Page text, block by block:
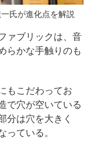
氏が進化点を解説
ァブリックは、音
らかな手触りのも
もこだわってお
で穴が空いている
分は穴を大きく
っている。